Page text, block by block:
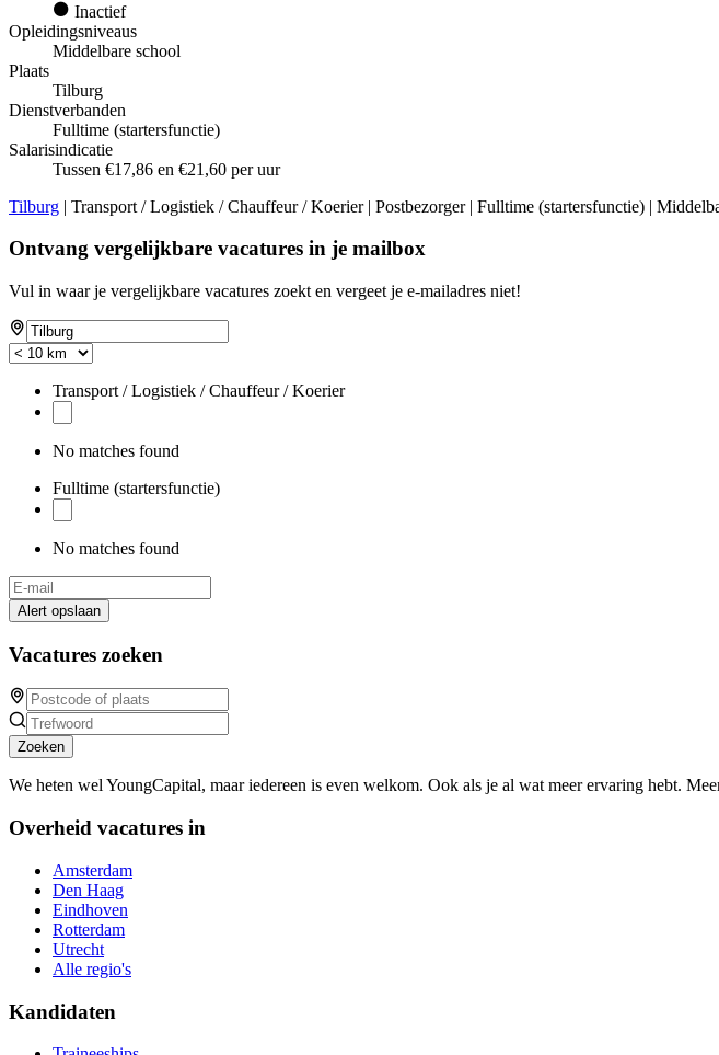
Inactief
Opleidingsniveaus
Middelbare school
Plaats
Tilburg
Dienstverbanden
Fulltime (startersfunctie)
Salarisindicatie
Tussen €17,86 en €21,60 per uur
Tilburg | Transport / Logistiek / Chauffeur / Koerier | Postbezorger | Fulltime (startersfunctie) |
Ontvang vergelijkbare vacatures in je mailbox
Vul in waar je vergelijkbare vacatures zoekt en vergeet je e-mailadres niet!
Transport / Logistiek / Chauffeur / Koerier
No matches found
Fulltime (startersfunctie)
No matches found
Alert opslaan
Vacatures zoeken
Zoeken
We heten wel YoungCapital, maar iedereen is even welkom. Ook als je al wat meer ervaring hebt.
Overheid vacatures in
Amsterdam
Den Haag
Eindhoven
Rotterdam
Utrecht
Alle regio's
Kandidaten